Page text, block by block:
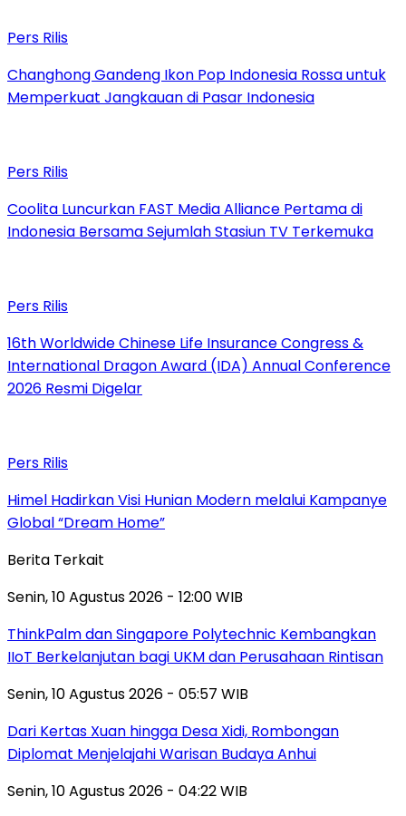
Pers Rilis
Changhong Gandeng Ikon Pop Indonesia Rossa untuk
Memperkuat Jangkauan di Pasar Indonesia
Pers Rilis
Coolita Luncurkan FAST Media Alliance Pertama di
Indonesia Bersama Sejumlah Stasiun TV Terkemuka
Pers Rilis
16th Worldwide Chinese Life Insurance Congress &
International Dragon Award (IDA) Annual Conference
2026 Resmi Digelar
Pers Rilis
Himel Hadirkan Visi Hunian Modern melalui Kampanye
Global “Dream Home”
Berita Terkait
Senin, 10 Agustus 2026 - 12:00 WIB
ThinkPalm dan Singapore Polytechnic Kembangkan
IIoT Berkelanjutan bagi UKM dan Perusahaan Rintisan
Senin, 10 Agustus 2026 - 05:57 WIB
Dari Kertas Xuan hingga Desa Xidi, Rombongan
Diplomat Menjelajahi Warisan Budaya Anhui
Senin, 10 Agustus 2026 - 04:22 WIB